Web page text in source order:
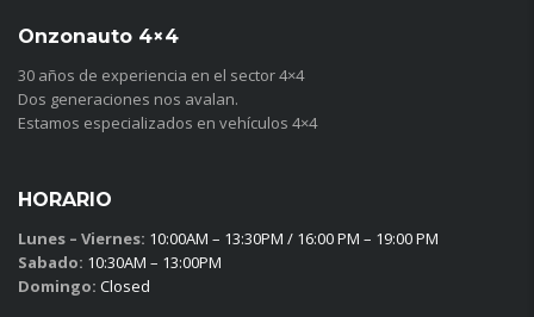
Onzonauto 4×4
30 años de experiencia en el sector 4×4
Dos generaciones nos avalan.
Estamos especializados en vehículos 4×4
HORARIO
Lunes – Viernes: 10:00AM – 13:30PM / 16:00 PM – 19:00 PM
Sabado: 10:30AM – 13:00PM
Domingo: Closed